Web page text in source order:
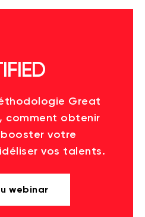
Great
comment obtenir
votre
vos talents.
webinar